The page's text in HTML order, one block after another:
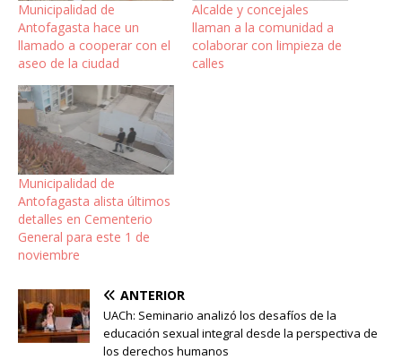
Municipalidad de
Antofagasta hace un
llamado a cooperar con el
aseo de la ciudad
Alcalde y concejales
llaman a la comunidad a
colaborar con limpieza de
calles
Municipalidad de
Antofagasta alista últimos
detalles en Cementerio
General para este 1 de
noviembre
ANTERIOR
UACh: Seminario analizó los desafíos de la
educación sexual integral desde la perspectiva de
los derechos humanos